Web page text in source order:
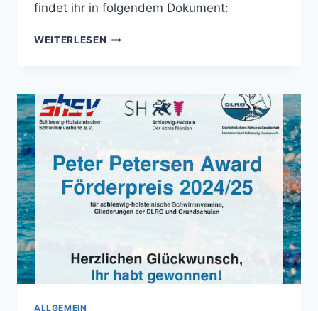
findet ihr in folgendem Dokument:
WEITERLESEN EINLADUNG
ALLGEMEIN